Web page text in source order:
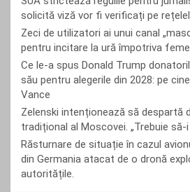
solicită viză vor fi verificați pe
Zeci de utilizatori ai unui canal
pentru incitare la ură împotriva
Ce le-a spus Donald Trump
său pentru alegerile din 2028: pe
Vance
Zelenski intenționează să despartă
tradițional al Moscovei. „Trebuie să-i
Răsturnare de situație în cazul
din Germania atacat de o dronă
autoritățile.